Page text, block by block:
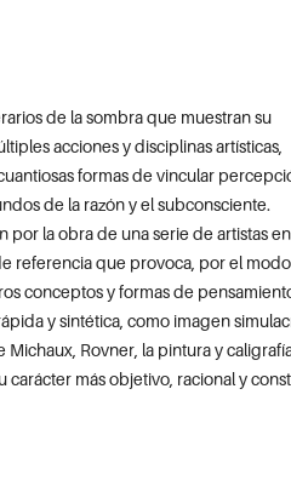
de la sombra que muestran su
acciones y disciplinas artísticas,
formas de vincular
de la razón y el subconsciente.
por la obra de una serie de artistas
referencia que provoca, por el
conceptos y formas de
y sintética, como imagen
Rovner, la pintura y
más objetivo, racional y